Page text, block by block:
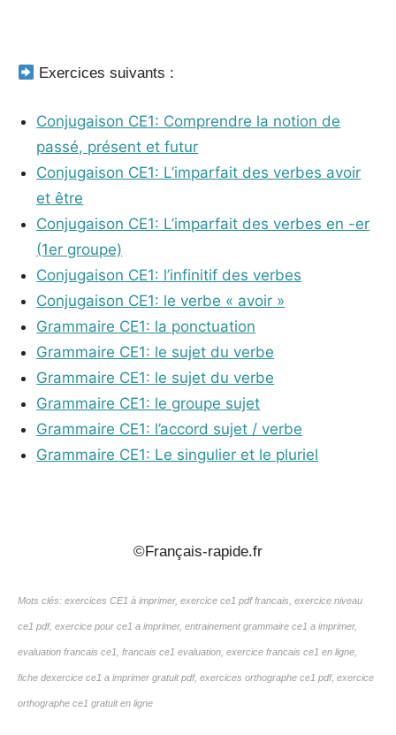
Exercices suivants :
Conjugaison CE1: Comprendre la notion de
passé, présent et futur
Conjugaison CE1: L’imparfait des verbes avoir
et être
Conjugaison CE1: L’imparfait des verbes en -er
(1er groupe)
Conjugaison CE1: l’infinitif des verbes
Conjugaison CE1: le verbe « avoir »
Grammaire CE1: la ponctuation
Grammaire CE1: le sujet du verbe
Grammaire CE1: le sujet du verbe
Grammaire CE1: le groupe sujet
Grammaire CE1: l’accord sujet / verbe
Grammaire CE1: Le singulier et le pluriel
©Français-rapide.fr
Mots clés: exercices CE1 à imprimer, exercice ce1 pdf francais, exercice niveau
ce1 pdf, exercice pour ce1 a imprimer, entrainement grammaire ce1 a imprimer,
evaluation francais ce1, francais ce1 evaluation, exercice francais ce1 en ligne,
fiche dexercice ce1 a imprimer gratuit pdf, exercices orthographe ce1 pdf, exercice
orthographe ce1 gratuit en ligne